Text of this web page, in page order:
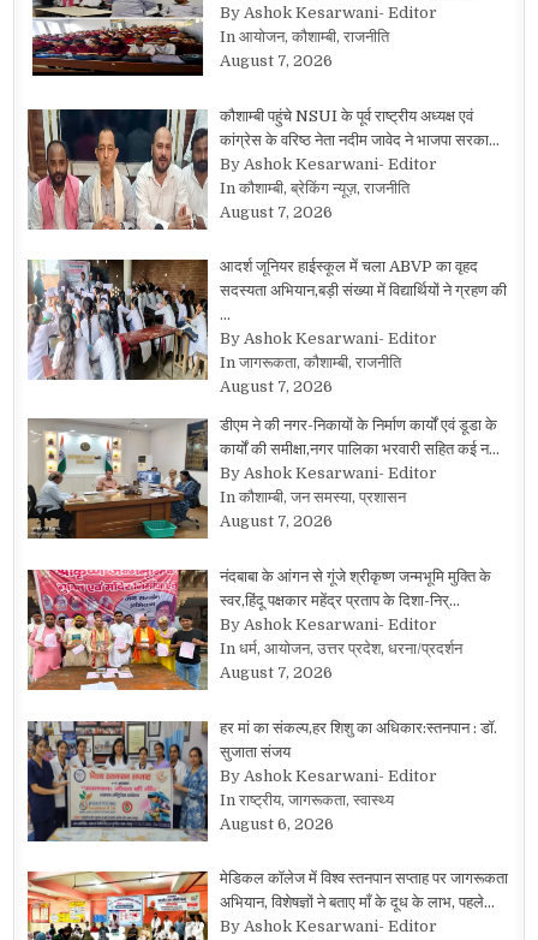
By Ashok Kesarwani- Editor
In आयोजन, कौशाम्बी, राजनीति
August 7, 2026
कौशाम्बी पहुंचे NSUI के पूर्व राष्ट्रीय अध्यक्ष एवं
कांग्रेस के वरिष्ठ नेता नदीम जावेद ने भाजपा सरका…
By Ashok Kesarwani- Editor
In कौशाम्बी, ब्रेकिंग न्यूज़, राजनीति
August 7, 2026
आदर्श जूनियर हाईस्कूल में चला ABVP का वृहद
सदस्यता अभियान,बड़ी संख्या में विद्यार्थियों ने ग्रहण की
…
By Ashok Kesarwani- Editor
In जागरूकता, कौशाम्बी, राजनीति
August 7, 2026
डीएम ने की नगर-निकायों के निर्माण कार्यों एवं डूडा के
कार्यों की समीक्षा,नगर पालिका भरवारी सहित कई न…
By Ashok Kesarwani- Editor
In कौशाम्बी, जन समस्या, प्रशासन
August 7, 2026
नंदबाबा के आंगन से गूंजे श्रीकृष्ण जन्मभूमि मुक्ति के
स्वर,हिंदू पक्षकार महेंद्र प्रताप के दिशा-निर्…
By Ashok Kesarwani- Editor
In धर्म, आयोजन, उत्तर प्रदेश, धरना/प्रदर्शन
August 7, 2026
हर मां का संकल्प,हर शिशु का अधिकार:स्तनपान : डॉ.
सुजाता संजय
By Ashok Kesarwani- Editor
In राष्ट्रीय, जागरूकता, स्वास्थ्य
August 6, 2026
मेडिकल कॉलेज में विश्व स्तनपान सप्ताह पर जागरूकता
अभियान, विशेषज्ञों ने बताए माँ के दूध के लाभ, पहले…
By Ashok Kesarwani- Editor